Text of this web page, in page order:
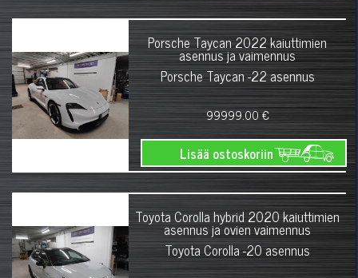
Porsche Taycan 2022 kaiuttimien
asennus ja vaimennus
Porsche Taycan -22 asennus
99999.00 €
Lisää ostoskoriin
Toyota Corolla hybrid 2020 kaiuttimien
asennus ja ovien vaimennus
Toyota Corolla -20 asennus